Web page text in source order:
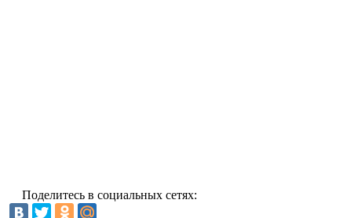
Поделитесь в социальных сетях: